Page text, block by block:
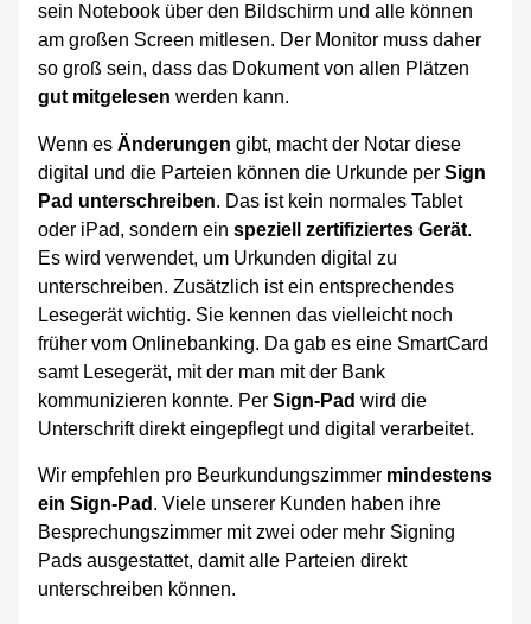
sein Notebook über den Bildschirm und alle können
am großen Screen mitlesen. Der Monitor muss daher
so groß sein, dass das Dokument von allen Plätzen
gut mitgelesen werden kann.
Wenn es Änderungen gibt, macht der Notar diese
digital und die Parteien können die Urkunde per Sign
Pad unterschreiben. Das ist kein normales Tablet
oder iPad, sondern ein speziell zertifiziertes Gerät.
Es wird verwendet, um Urkunden digital zu
unterschreiben. Zusätzlich ist ein entsprechendes
Lesegerät wichtig. Sie kennen das vielleicht noch
früher vom Onlinebanking. Da gab es eine SmartCard
samt Lesegerät, mit der man mit der Bank
kommunizieren konnte. Per Sign-Pad wird die
Unterschrift direkt eingepflegt und digital verarbeitet.
Wir empfehlen pro Beurkundungszimmer mindestens
ein Sign-Pad . Viele unserer Kunden haben ihre
Besprechungszimmer mit zwei oder mehr Signing
Pads ausgestattet, damit alle Parteien direkt
unterschreiben können.